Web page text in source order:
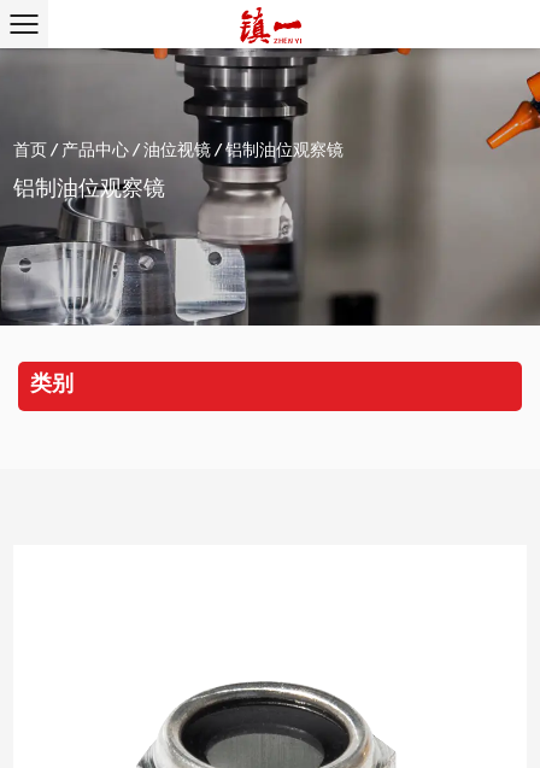
首页/产品中心/油位视镜/铝制油位观察镜
铝制油位观察镜
类别